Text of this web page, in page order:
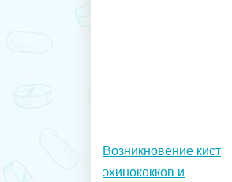
Возникновение кист
эхинококков и